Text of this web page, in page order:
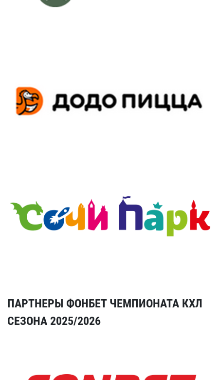
ПАРТНЕРЫ ФОНБЕТ ЧЕМПИОНАТА КХЛ
СЕЗОНА 2025/2026